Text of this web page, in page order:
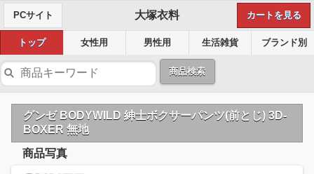
PCサイト 大塚衣料 カートを見る
トップ 女性用 男性用 生活雑貨 ブランド別
商品検索
グンゼ BODYWILD 紳士ボクサーパンツ(前とじ) 3D-
BOXER 無地
商品写真